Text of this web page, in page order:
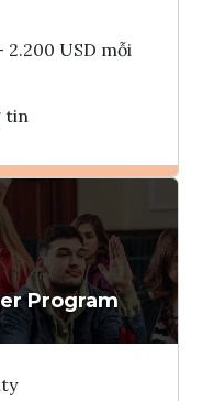
2.200 USD mỗi
tin
vấn Interlink
Program